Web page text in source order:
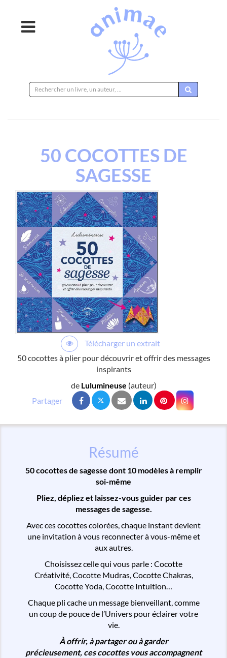
sur
50 COCOTTES DE
SAGESSE
Télécharger un extrait
50 cocottes à plier pour découvrir et offrir des messages
inspirants
de Lulumineuse (auteur)
Résumé
50 cocottes de sagesse dont 10 modèles à remplir
soi-même
Pliez, dépliez et laissez-vous guider par ces
messages de sagesse.
Avec ces cocottes colorées, chaque instant devient
une invitation à vous reconnecter à vous-même et
aux autres.
Choisissez celle qui vous parle : Cocotte
Créativité, Cocotte Mudras, Cocotte Chakras,
Cocotte Yoda, Cocotte Intuition…
Chaque pli cache un message bienveillant, comme
un coup de pouce de l’Univers pour éclairer votre
vie.
À offrir, à partager ou à garder
précieusement, ces cocottes vous accompagnent